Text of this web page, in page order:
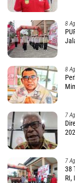
8
8
7
7
38
RI,